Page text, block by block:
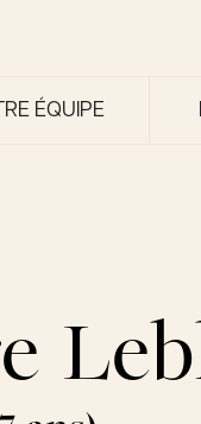
ÉQUIPE